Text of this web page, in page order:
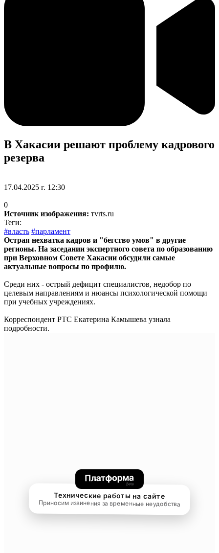
В Хакасии решают проблему кадрового
резерва
17.04.2025 г. 12:30
0
Источник изображения: тvrts.ru
Теги:
#власть #парламент
Острая нехватка кадров и "бегство умов" в другие
регионы. На заседании экспертного совета по образованию
при Верховном Совете Хакасии обсудили самые
актуальные вопросы по профилю.
Среди них - острый дефицит специалистов, недобор по
целевым направлениям и нюансы психологической помощи
при учебных учреждениях.
Корреспондент РТС Екатерина Камышева узнала
подробности.